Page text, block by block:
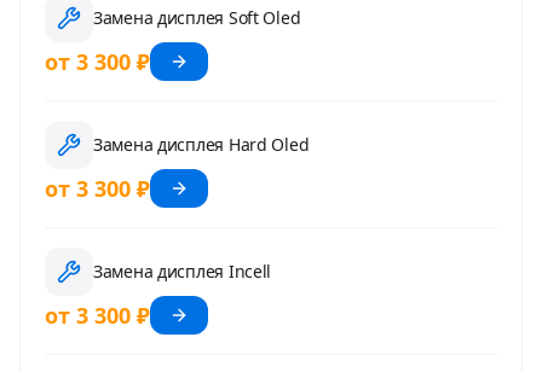
Замена дисплея Soft Oled
от 3 300 ₽
Замена дисплея Hard Oled
от 3 300 ₽
Замена дисплея Incell
от 3 300 ₽